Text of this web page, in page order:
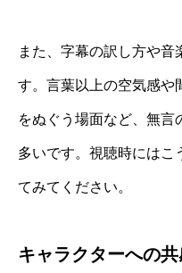
また、字幕の訳し方や音
す。言葉以上の空気感や
をぬぐう場面など、無言
多いです。視聴時にはこ
てみてください。
キャラクターへの